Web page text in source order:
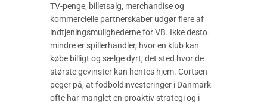
TV-penge, billetsalg, merchandise og
kommercielle partnerskaber udgør flere af
indtjeningsmulighederne for VB. Ikke desto
mindre er spillerhandler, hvor en klub kan
købe billigt og sælge dyrt, det sted hvor de
største gevinster kan hentes hjem. Cortsen
peger på, at fodboldinvesteringer i Danmark
ofte har manglet en proaktiv strategi og i